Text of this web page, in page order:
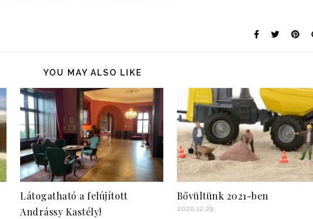
YOU MAY ALSO LIKE
Látogatható a felújított
Andrássy Kastély!
Bővültünk 2021-ben
2020.12.29.